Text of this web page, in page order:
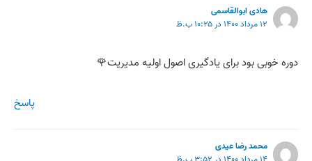
هادی ابوالقاسمی
۱۲ مرداد ۱۴۰۰ در ۱۰:۲۵ ب.ظ
دوره خوبی بود برای یادگیری اصول اولیه مدیریت🌹
پاسخ
محمد رضا عیدی